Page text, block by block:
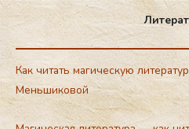
Как читать магическую
Меньшиковой